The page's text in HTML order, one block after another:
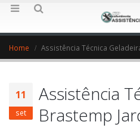
Home Assistência Técnica
11
set
Assistência
Brastemp